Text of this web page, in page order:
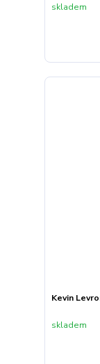
skladem
Kevin
skladem